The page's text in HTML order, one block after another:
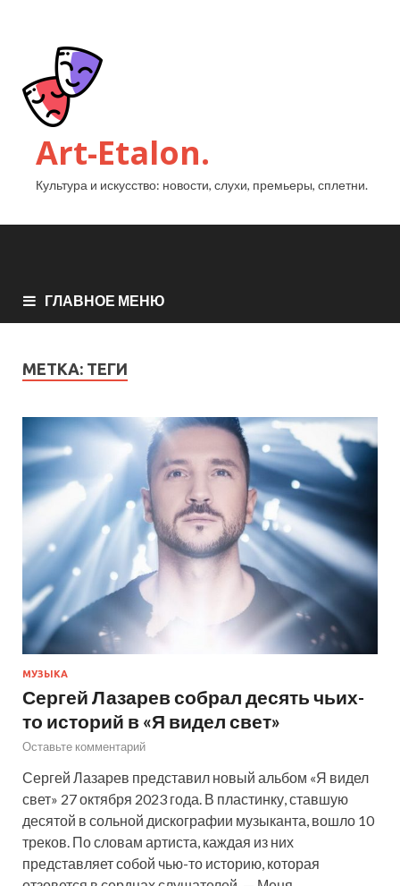
Art-Etalon.
Культура и искусство: новости, слухи, премьеры, сплетни.
ГЛАВНОЕ МЕНЮ
МЕТКА: ТЕГИ
МУЗЫКА
Сергей Лазарев собрал десять чьих-
то историй в «Я видел свет»
Оставьте комментарий
Сергей Лазарев представил новый альбом «Я видел
свет» 27 октября 2023 года. В пластинку, ставшую
десятой в сольной дискографии музыканта, вошло 10
треков. По словам артиста, каждая из них
представляет собой чью-то историю, которая